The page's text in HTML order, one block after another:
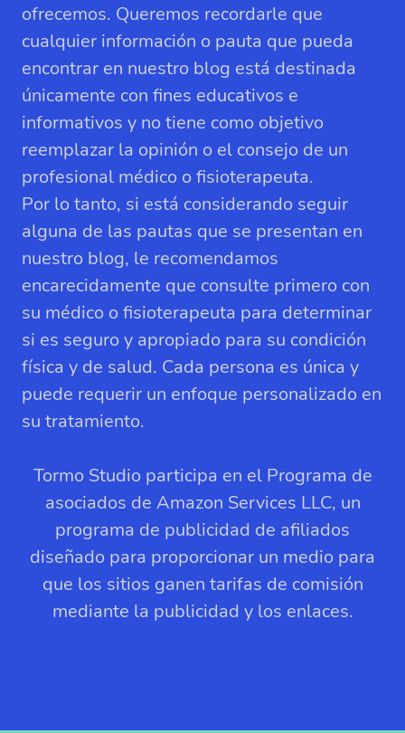
ofrecemos. Queremos recordarle que
cualquier información o pauta que pueda
encontrar en nuestro blog está destinada
únicamente con fines educativos e
informativos y no tiene como objetivo
reemplazar la opinión o el consejo de un
profesional médico o fisioterapeuta.
Por lo tanto, si está considerando seguir
alguna de las pautas que se presentan en
nuestro blog, le recomendamos
encarecidamente que consulte primero con
su médico o fisioterapeuta para determinar
si es seguro y apropiado para su condición
física y de salud. Cada persona es única y
puede requerir un enfoque personalizado en
su tratamiento.
Tormo Studio participa en el Programa de
asociados de Amazon Services LLC, un
programa de publicidad de afiliados
diseñado para proporcionar un medio para
que los sitios ganen tarifas de comisión
mediante la publicidad y los enlaces.